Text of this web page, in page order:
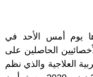
يوم أمس الأحد في
الحاصلين على
العلاجية والذي نظم